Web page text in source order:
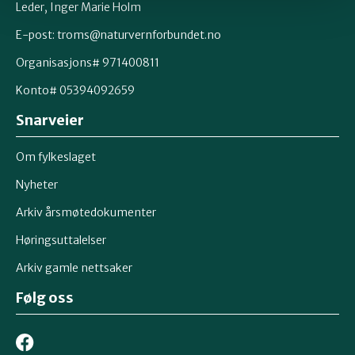
Leder, Inger Marie Holm
E-post: troms@naturvernforbundet.no
Organisasjons# 971400811
Konto# 05394092659
Snarveier
Om fylkeslaget
Nyheter
Arkiv årsmøtedokumenter
Høringsuttalelser
Arkiv gamle nettsaker
Følg oss